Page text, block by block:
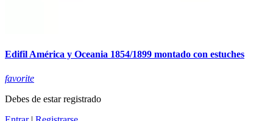
Edifil América y Oceania 1854/1899 montado con estuches
favorite
Debes de estar registrado